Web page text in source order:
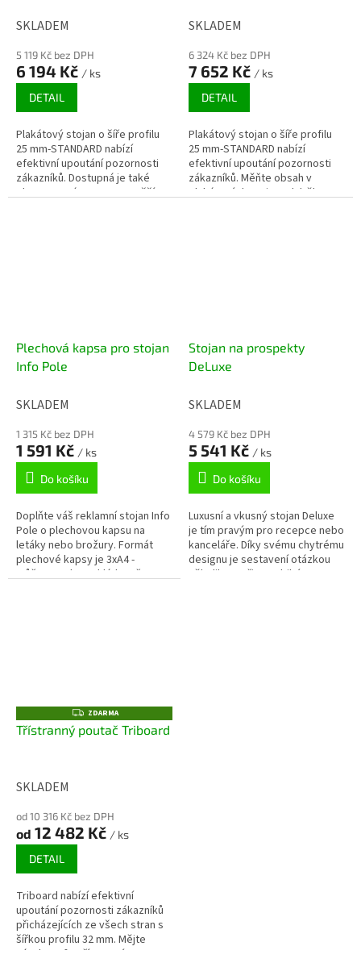
SKLADEM
5 119 Kč bez DPH
6 194 Kč / ks
DETAIL
Plakátový stojan o šíře profilu
25 mm-STANDARD nabízí
efektivní upoutání pozornosti
zákazníků. Dostupná je také
oboustranná verze pro vyšší
SKLADEM
6 324 Kč bez DPH
7 652 Kč / ks
DETAIL
Plakátový stojan o šíře profilu
25 mm-STANDARD nabízí
efektivní upoutání pozornosti
zákazníků. Měňte obsah v
plakátových stojanech během
Plechová kapsa pro stojan
Info Pole
SKLADEM
1 315 Kč bez DPH
1 591 Kč / ks
Do košíku
Doplňte váš reklamní stojan Info
Pole o plechovou kapsu na
letáky nebo brožury. Formát
plechové kapsy je 3xA4 -
můžete tedy vyskládat až 3
Stojan na prospekty
DeLuxe
SKLADEM
4 579 Kč bez DPH
5 541 Kč / ks
Do košíku
Luxusní a vkusný stojan Deluxe
je tím pravým pro recepce nebo
kanceláře. Díky svému chytrému
designu je sestavení otázkou
několika vteřin. Stabilní a
Z
D
A
ZDARMA
Třístranný poutač Triboard
SKLADEM
od 10 316 Kč bez DPH
od 12 482 Kč / ks
DETAIL
Triboard nabízí efektivní
upoutání pozornosti zákazníků
přicházejících ze všech stran s
šířkou profilu 32 mm. Mějte
zásah 360° s třístranným